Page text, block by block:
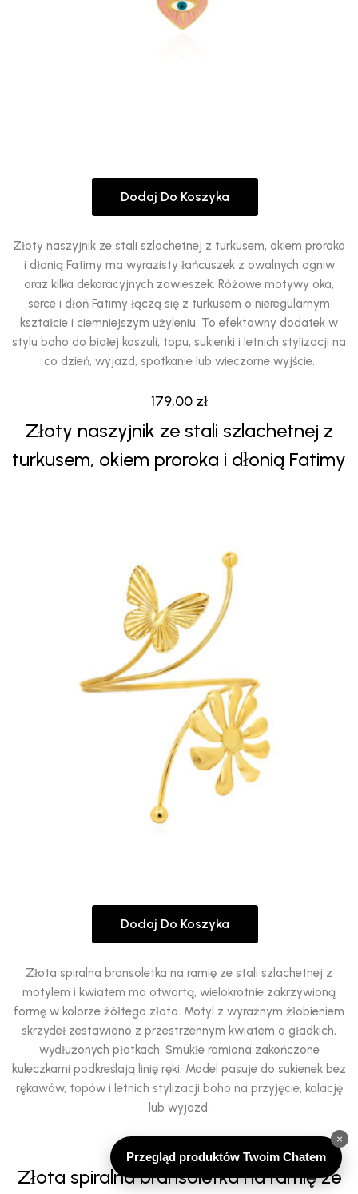
Złoty naszyjnik ze stali szlachetnej z
turkusem, okiem proroka i dłonią Fatimy
179,00 zł
Złoty naszyjnik ze stali szlachetnej z turkusem, okiem proroka
i dłonią Fatimy ma wyrazisty łańcuszek z owalnych ogniw
oraz kilka dekoracyjnych zawieszek. Różowe motywy oka,
serce i dłoń Fatimy łączą się z turkusem o nieregularnym
kształcie i ciemniejszym użyleniu. To efektowny dodatek w
stylu boho do białej koszuli, topu, sukienki i letnich stylizacji na
co dzień, wyjazd, spotkanie lub wieczorne wyjście.
Dodaj Do Koszyka
Złota spiralna bransoletka na ramię ze
Złota spiralna bransoletka na ramię ze stali szlachetnej z
motylem i kwiatem ma otwartą, wielokrotnie zakrzywioną
formę w kolorze żółtego złota. Motyl z wyraźnym żłobieniem
skrzydeł zestawiono z przestrzennym kwiatem o gładkich,
wydłużonych płatkach. Smukłe ramiona zakończone
kuleczkami podkreślają linię ręki. Model pasuje do sukienek bez
rękawów, topów i letnich stylizacji boho na przyjęcie, kolację
lub wyjazd.
Dodaj Do Koszyka
×
Przegląd produktów Twoim Chatem